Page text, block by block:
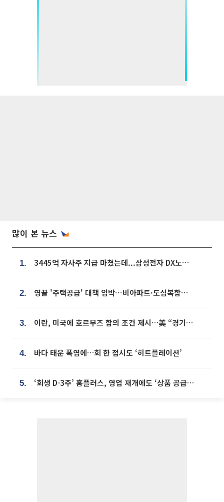
많이 본 뉴스
1. 3445억 자사주 지급 마쳤는데...삼성전자 DX노조, 뒤늦은 '떼쓰기 집회'
2. 영끌 '주택공급' 대책 임박⋯비아파트·도심복합까지 총동원
3. 이란, 미국에 호르무즈 합의 조건 제시…美 “경기 아직 안 끝나” [종합]
4. 바다 태운 폭염에…회 한 접시도 ‘히트플레이션’
5. ‘회생 D-3주’ 홈플러스, 영업 재개에도 ‘상품 공급망’ 복구가 생존 관건